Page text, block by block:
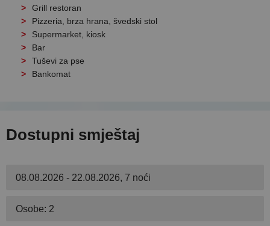
Grill restoran
Pizzeria, brza hrana, švedski stol
Supermarket, kiosk
Bar
Tuševi za pse
Bankomat
Dostupni smještaj
08.08.2026 - 22.08.2026, 7 noći
Osobe: 2